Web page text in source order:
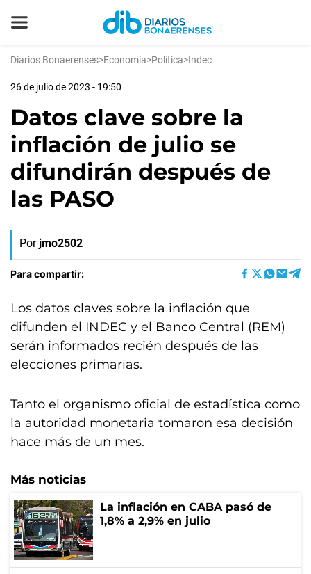
Diarios Bonaerenses>Economía>Política>Indec
26 de julio de 2023 - 19:50
Datos clave sobre la
inflación de julio se
difundirán después de
las PASO
Por jmo2502
Para compartir:
Los datos claves sobre la inflación que
difunden el INDEC y el Banco Central (REM)
serán informados recién después de las
elecciones primarias.
Tanto el organismo oficial de estadística como
la autoridad monetaria tomaron esa decisión
hace más de un mes.
Más noticias
La inflación en CABA pasó de
1,8% a 2,9% en julio